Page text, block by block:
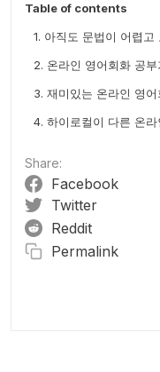
Table of contents
1. 아직도 문법이 어렵
2. 온라인 영어회화 공
3. 재미있는 온라인 영
3.1. Reading Practice
3.3. English
3.4. Conversation
4. 하이로컬이 다른 온
Share:
Facebook
Twitter
Reddit
Permalink